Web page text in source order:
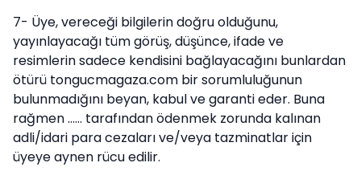
7- Üye, vereceği bilgilerin doğru olduğunu,
yayınlayacağı tüm görüş, düşünce, ifade ve
resimlerin sadece kendisini bağlayacağını bunlardan
ötürü tongucmagaza.com bir sorumluluğunun
bulunmadığını beyan, kabul ve garanti eder. Buna
rağmen …… tarafından ödenmek zorunda kalınan
adli/idari para cezaları ve/veya tazminatlar için
üyeye aynen rücu edilir.